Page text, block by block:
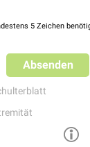
5 Zeichen
Absenden